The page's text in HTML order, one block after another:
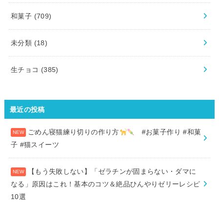
和菓子 (709)
未分類 (18)
生チョコ (385)
最近の投稿
ごめん寝猫練り切りの作り方
#お菓子作り #和菓
子 #猫スイーツ
【もう失敗しない】「ゼラチンが固まらない・ダマに
なる」原因はこれ！基本のコツ＆絶品ひんやりゼリーレシピ
10選